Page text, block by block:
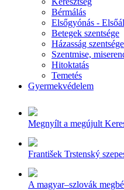
Bérmálás
Elsőgyónás -
Betegek szentsége
Házasság szentsége
Szentmise,
Hitoktatás
Temetés
Gyermekvédelem
Megnyílt a megújult
František Trstenský
A magyar–szlovák